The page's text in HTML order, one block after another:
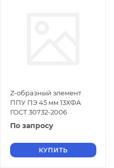
Z-образный элемент
ППУ ПЭ 45 мм 13ХФА
ГОСТ 30732-2006
По запросу
КУПИТЬ